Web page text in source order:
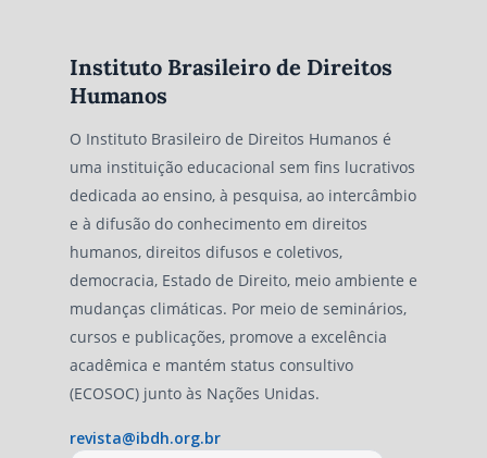
Instituto Brasileiro de Direitos
Humanos
O Instituto Brasileiro de Direitos Humanos é
uma instituição educacional sem fins lucrativos
dedicada ao ensino, à pesquisa, ao intercâmbio
e à difusão do conhecimento em direitos
humanos, direitos difusos e coletivos,
democracia, Estado de Direito, meio ambiente e
mudanças climáticas. Por meio de seminários,
cursos e publicações, promove a excelência
acadêmica e mantém status consultivo
(ECOSOC) junto às Nações Unidas.
revista@ibdh.org.br